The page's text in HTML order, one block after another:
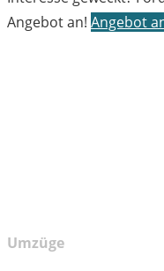
Angebot an! Angebot
Umzüge